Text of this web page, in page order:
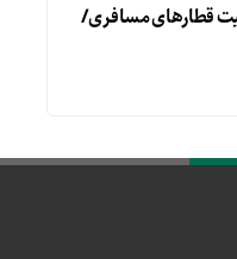
قطارهای مسافری/